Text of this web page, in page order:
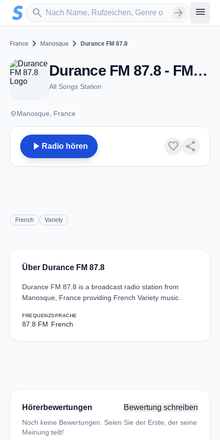
Zum Hauptinhalt springen
search
Sender suchen arrow_forward menu
France chevron_right Manosque chevron_right Durance FM 87.8
Durance FM 87.8 - FM 87.8 - Manosque
All Songs Station
placeManosque, France
play_arrow Radio hören favorite share
French Variety
Über Durance FM 87.8
Durance FM 87.8 is a broadcast radio station from
Manosque, France providing French Variety music.
FREQUENZ
87.8 FM
SPRACHE
French
Hörerbewertungen Bewertung schreiben
Noch keine Bewertungen. Seien Sie der Erste, der seine
Meinung teilt!